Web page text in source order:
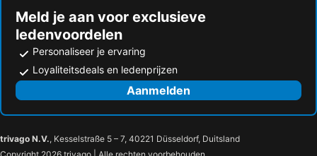
Meld je aan voor exclusieve
ledenvoordelen
Personaliseer je ervaring
Loyaliteitsdeals en ledenprijzen
Aanmelden
trivago N.V., Kesselstraße 5 – 7, 40221 Düsseldorf, Duitsland